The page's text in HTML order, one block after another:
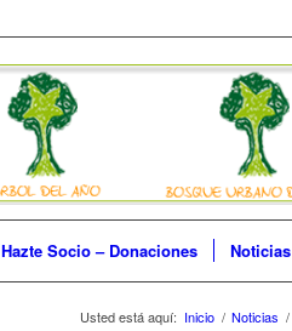
Hazte Socio – Donaciones Noticias
Usted está aquí: Inicio / Noticias /